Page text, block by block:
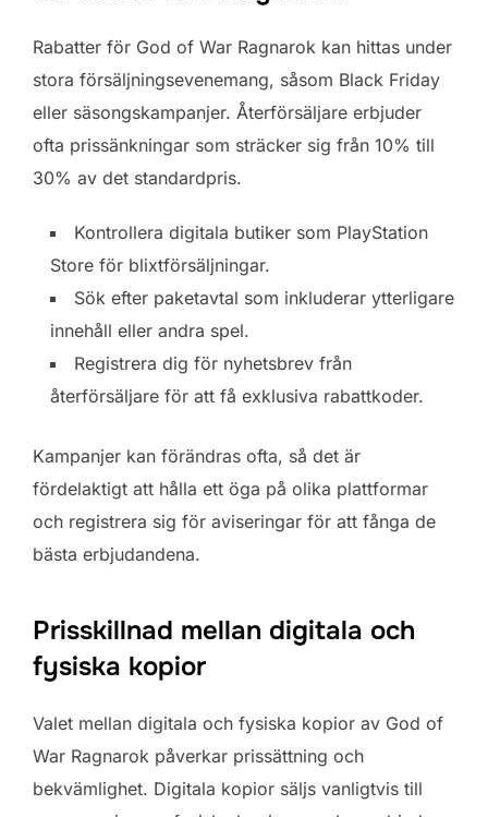
Rabatter för God of War Ragnarok kan hittas under
stora försäljningsevenemang, såsom Black Friday
eller säsongskampanjer. Återförsäljare erbjuder
ofta prissänkningar som sträcker sig från 10% till
30% av det standardpris.
Kontrollera digitala butiker som PlayStation
Store för blixtförsäljningar.
Sök efter paketavtal som inkluderar ytterligare
innehåll eller andra spel.
Registrera dig för nyhetsbrev från
återförsäljare för att få exklusiva rabattkoder.
Kampanjer kan förändras ofta, så det är
fördelaktigt att hålla ett öga på olika plattformar
och registrera sig för aviseringar för att fånga de
bästa erbjudandena.
Prisskillnad mellan digitala och
fysiska kopior
Valet mellan digitala och fysiska kopior av God of
War Ragnarok påverkar prissättning och
bekvämlighet. Digitala kopior säljs vanligtvis till